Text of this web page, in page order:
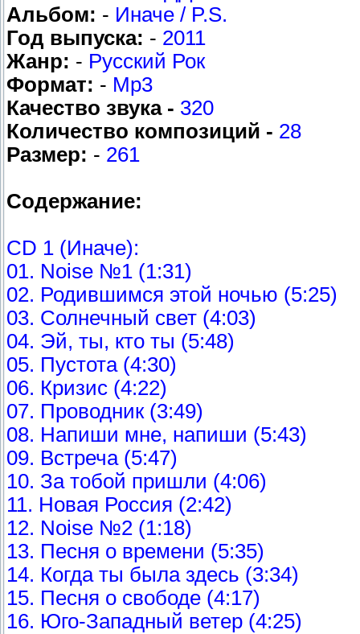
Альбом: - Иначе / P.S.
Год выпуска: - 2011
Жанр: - Русский Рок
Формат: - Mp3
Качество звука - 320
Количество композиций - 28
Размер: - 261
Содержание:
CD 1 (Иначе):
01. Noise №1 (1:31)
02. Родившимся этой ночью (5:25)
03. Солнечный свет (4:03)
04. Эй, ты, кто ты (5:48)
05. Пустота (4:30)
06. Кризис (4:22)
07. Проводник (3:49)
08. Напиши мне, напиши (5:43)
09. Встреча (5:47)
10. За тобой пришли (4:06)
11. Новая Россия (2:42)
12. Noise №2 (1:18)
13. Песня о времени (5:35)
14. Когда ты была здесь (3:34)
15. Песня о свободе (4:17)
16. Юго-Западный ветер (4:25)